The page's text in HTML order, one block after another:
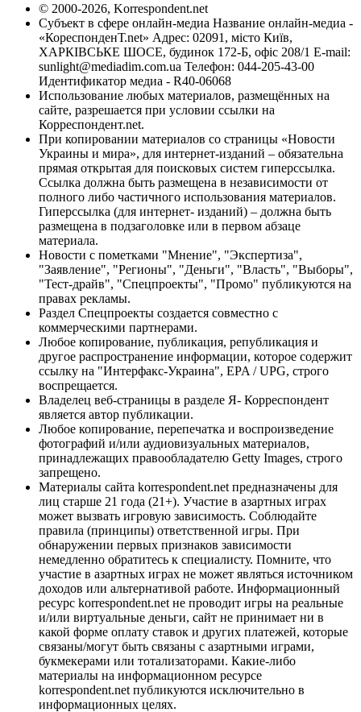
© 2000-2026, Korrespondent.net
Субъект в сфере онлайн-медиа Название онлайн-медиа -
«КореспонденТ.net» Адрес: 02091, місто Київ,
ХАРКІВСЬКЕ ШОСЕ, будинок 172-Б, офіс 208/1 E-mail:
sunlight@mediadim.com.ua Телефон: 044-205-43-00
Идентификатор медиа - R40-06068
Использование любых материалов, размещённых на
сайте, разрешается при условии ссылки на
Корреспондент.net.
При копировании материалов со страницы «Новости
Украины и мира», для интернет-изданий – обязательна
прямая открытая для поисковых систем гиперссылка.
Ссылка должна быть размещена в независимости от
полного либо частичного использования материалов.
Гиперссылка (для интернет- изданий) – должна быть
размещена в подзаголовке или в первом абзаце
материала.
Новости с пометками "Мнение", "Экспертиза",
"Заявление", "Регионы", "Деньги", "Власть", "Выборы",
"Тест-драйв", "Спецпроекты", "Промо" публикуются на
правах рекламы.
Раздел Спецпроекты создается совместно с
коммерческими партнерами.
Любое копирование, публикация, републикация и
другое распространение информации, которое содержит
ссылку на "Интерфакс-Украина", EPA / UPG, строго
воспрещается.
Владелец веб-страницы в разделе Я- Корреспондент
является автор публикации.
Любое копирование, перепечатка и воспроизведение
фотографий и/или аудиовизуальных материалов,
принадлежащих правообладателю Getty Images, строго
запрещено.
Материалы сайта korrespondent.net предназначены для
лиц старше 21 года (21+). Участие в азартных играх
может вызвать игровую зависимость. Соблюдайте
правила (принципы) ответственной игры. При
обнаружении первых признаков зависимости
немедленно обратитесь к специалисту. Помните, что
участие в азартных играх не может являться источником
доходов или альтернативой работе. Информационный
ресурс korrespondent.net не проводит игры на реальные
и/или виртуальные деньги, сайт не принимает ни в
какой форме оплату ставок и других платежей, которые
связаны/могут быть связаны с азартными играми,
букмекерами или тотализаторами. Какие-либо
материалы на информационном ресурсе
korrespondent.net публикуются исключительно в
информационных целях.